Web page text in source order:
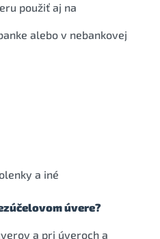
použiť aj na
alebo v nebankovej
a iné
úvere?
a pri úveroch a